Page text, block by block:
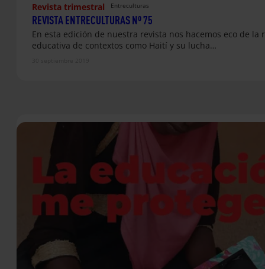
Revista trimestral Entreculturas
REVISTA ENTRECULTURAS Nº 75
En esta edición de nuestra revista nos hacemos eco de la
educativa de contextos como Haití y su lucha…